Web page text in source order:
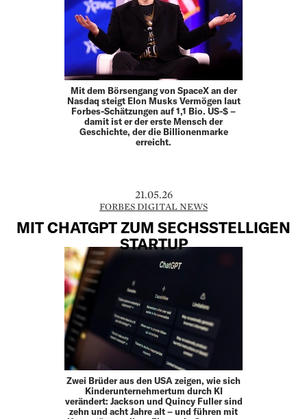
Mit dem Börsengang von SpaceX an der
Nasdaq steigt Elon Musks Vermögen laut
Forbes-Schätzungen auf 1,1 Bio. US-$ –
damit ist er der erste Mensch der
Geschichte, der die Billionenmarke
erreicht.
21.05.26
FORBES DIGITAL NEWS
MIT CHATGPT ZUM SECHSSTELLIGEN
STARTUP
Zwei Brüder aus den USA zeigen, wie sich
Kinderunternehmertum durch KI
verändert: Jackson und Quincy Fuller sind
zehn und acht Jahre alt – und führen mit